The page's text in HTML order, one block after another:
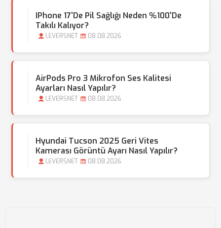
IPhone 17'de Pil Sağlığı Neden %100'de
Takılı Kalıyor?
LEVERSNET 08.08.2026
AirPods Pro 3 Mikrofon Ses Kalitesi
Ayarları Nasıl Yapılır?
LEVERSNET 08.08.2026
Hyundai Tucson 2025 Geri Vites
Kamerası Görüntü Ayarı Nasıl Yapılır?
LEVERSNET 08.08.2026